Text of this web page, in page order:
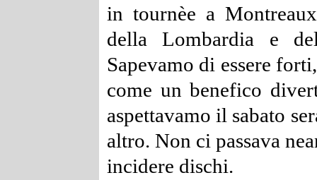
in tournèe a
della Lombardia e
Sapevamo di essere
come un benefico
aspettavamo il sabato
altro. Non ci passava
incidere dischi.